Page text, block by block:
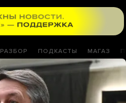
РАЗБОР ПОДКАСТЫ МАГАЗ